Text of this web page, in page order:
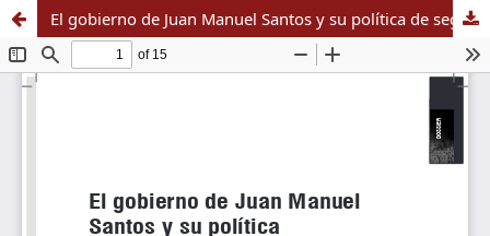
El gobierno de Juan Manuel Santos y su política de seguridad y defensa